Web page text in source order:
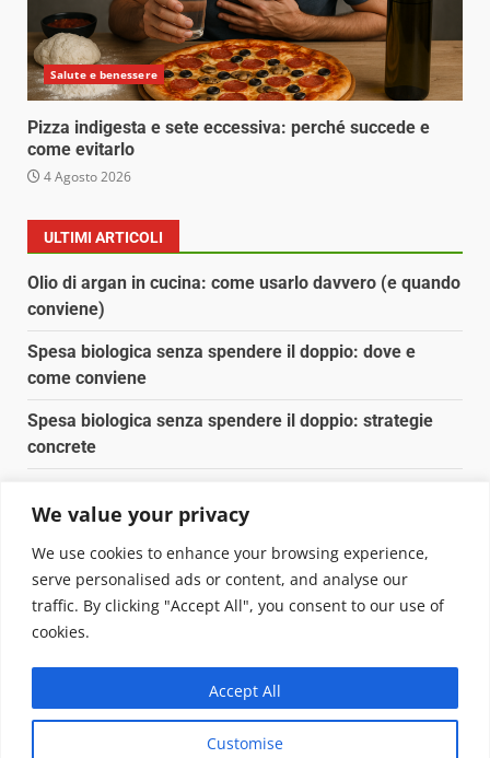
We value your privacy
We use cookies to enhance your browsing experience,
serve personalised ads or content, and analyse our
traffic. By clicking "Accept All", you consent to our use of
cookies.
Customise
Accept All
Salute e benessere
Pizza indigesta e sete eccessiva: perché succede e
come evitarlo
4 Agosto 2026
ULTIMI ARTICOLI
Olio di argan in cucina: come usarlo davvero (e quando
conviene)
Spesa biologica senza spendere il doppio: dove e
come conviene
Spesa biologica senza spendere il doppio: strategie
concrete
Pulizia naturale della casa: 3 ingredienti che
sostituiscono 10 prodotti chimici
Copyright © 2025 Biopianeta.it proprietà di Jws Media
Questo blog non è una testata giornalistica, in quanto
viene aggiornato senza alcuna periodicità. Non può
pertanto considerarsi un prodotto editoriale ai sensi